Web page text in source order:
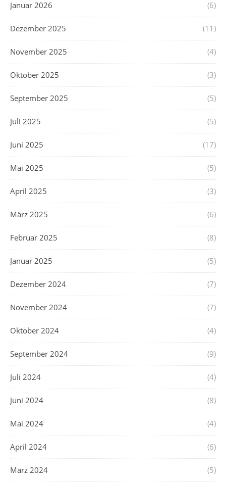
Januar 2026 (6)
Dezember 2025 (11)
November 2025 (4)
Oktober 2025 (3)
September 2025 (5)
Juli 2025 (5)
Juni 2025 (17)
Mai 2025 (5)
April 2025 (3)
März 2025 (6)
Februar 2025 (8)
Januar 2025 (5)
Dezember 2024 (7)
November 2024 (7)
Oktober 2024 (4)
September 2024 (9)
Juli 2024 (4)
Juni 2024 (8)
Mai 2024 (4)
April 2024 (6)
März 2024 (5)